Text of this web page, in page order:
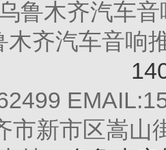
鲁木齐汽车
木齐汽车音响
市新市区嵩山